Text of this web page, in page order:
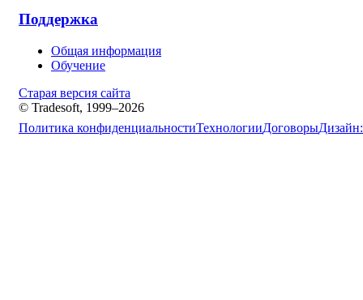
Поддержка
Общая информация
Обучение
Старая версия сайта
© Tradesoft, 1999–2026
Политика конфиденциальностиТехнологииДоговорыДизайн: